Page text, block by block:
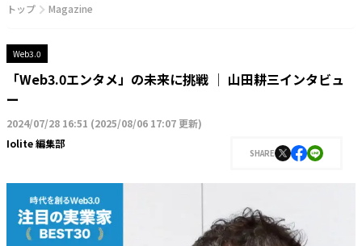
トップ Magazine
Web3.0
「Web3.0エンタメ」の未来に挑戦 │ 山田耕三インタビュ
ー
2024/07/28 16:51 (2025/08/06 17:07 更新)
Iolite 編集部
SHARE